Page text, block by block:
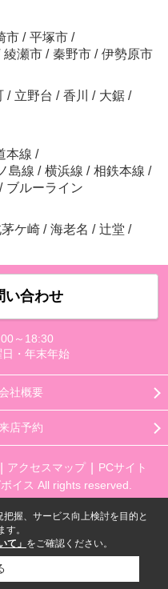
市 / 平塚市 /
綾瀬市 / 秦野市 / 伊勢原市
/ 立野台 / 香川 / 大鋸 /
本線 /
島線 / 横浜線 / 相鉄本線 /
/ ブルーライン
ケ崎 / 海老名 / 辻堂 /
い合わせ
～18:30
・年末年始
社概要
来店予約
アクセスマップ
PCサイト
イス All rights reserved.
握、サービス向上検討を目的と
。
て」 をご確認ください。